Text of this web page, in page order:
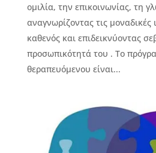
ομιλία, την επικοινωνίας, τη
αναγνωρίζοντας τις μοναδικές
καθενός και επιδεικνύοντας
προσωπικότητά του . Το
θεραπευόμενου είναι...